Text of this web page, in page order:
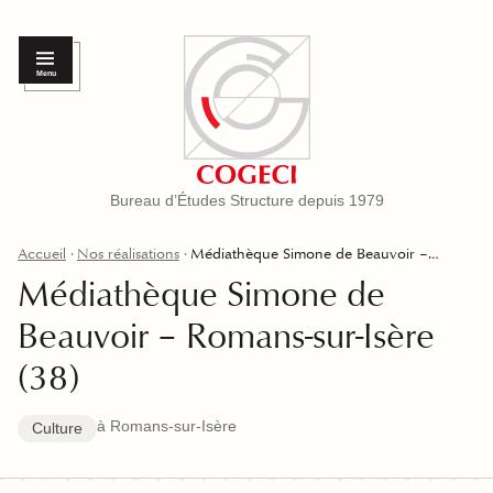
Menu
Bureau d’Études Structure depuis 1979
Accueil Nos réalisations Médiathèque Simone de Beauvoir –…
Médiathèque Simone de
Beauvoir – Romans-sur-Isère
(38)
Culture à Romans-sur-Isère